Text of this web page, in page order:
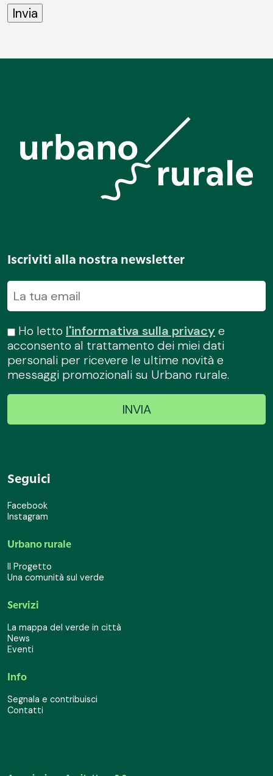
Iscriviti alla nostra newsletter
Ho letto l'informativa sulla privacye
acconsento al trattamento dei miei dati
personali per ricevere le ultime novità e
messaggi promozionali su Urbano rurale.
Seguici
Facebook
Instagram
Urbano rurale
Il Progetto
Una comunità sul verde
Servizi
La mappa del verde in città
News
Eventi
Info
Segnala e contribuisci
Contatti